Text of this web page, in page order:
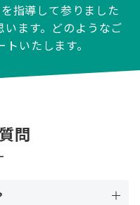
指導して参りました
ます。どのようなご
いたします。
問